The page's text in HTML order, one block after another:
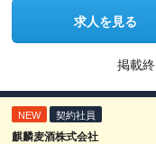
求人を見る
掲載
NEW 契約社員
麒麟麦酒株式会社